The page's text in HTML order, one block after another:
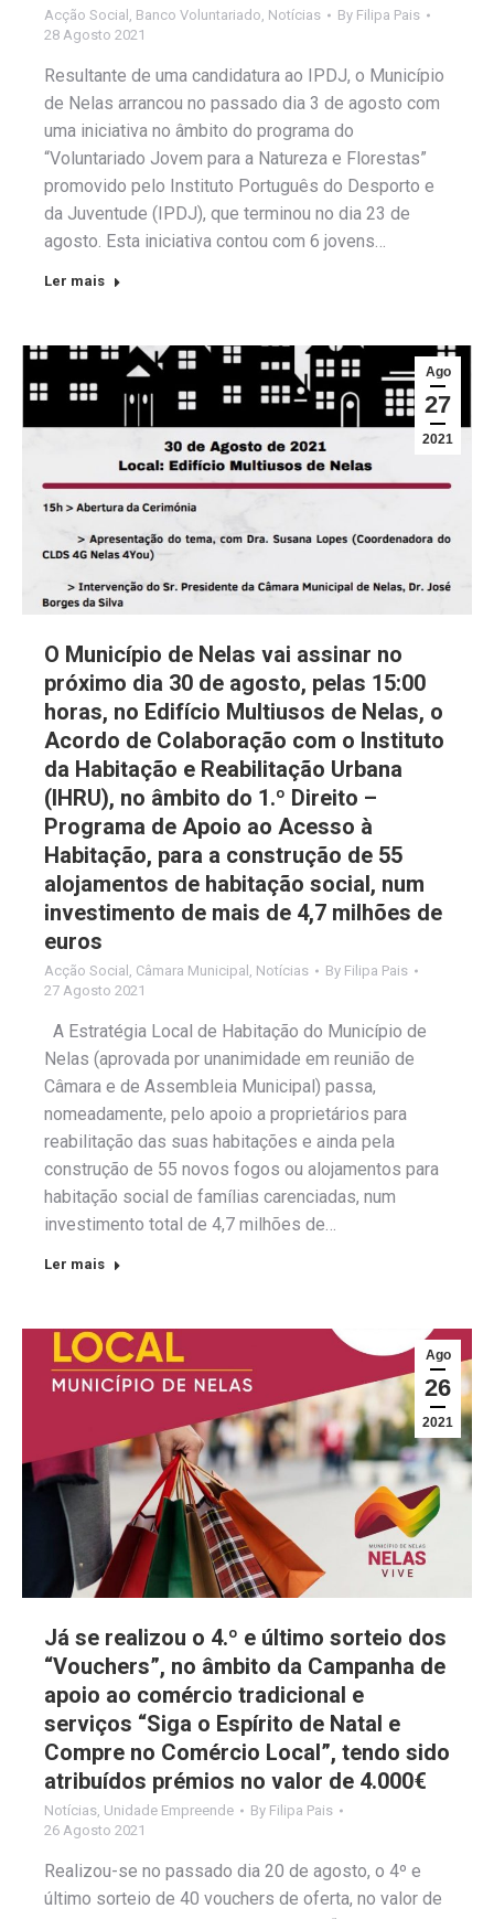
Acção Social Banco Voluntariado Notícias By Filipa Pais
28 Agosto 2021
Resultante de uma candidatura ao IPDJ, o Município
de Nelas arrancou no passado dia 3 de agosto com
uma iniciativa no âmbito do programa do
“Voluntariado Jovem para a Natureza e Florestas”
promovido pelo Instituto Português do Desporto e
da Juventude (IPDJ), que terminou no dia 23 de
agosto. Esta iniciativa contou com 6 jovens…
Ler mais
Ago
27
2021
O Município de Nelas vai assinar no
próximo dia 30 de agosto, pelas 15:00
horas, no Edifício Multiusos de Nelas, o
Acordo de Colaboração com o Instituto
da Habitação e Reabilitação Urbana
(IHRU), no âmbito do 1.º Direito –
Programa de Apoio ao Acesso à
Habitação, para a construção de 55
alojamentos de habitação social, num
investimento de mais de 4,7 milhões de
euros
Acção Social , Câmara Municipal , Notícias By Filipa Pais
27 Agosto 2021
A Estratégia Local de Habitação do Município de
Nelas (aprovada por unanimidade em reunião de
Câmara e de Assembleia Municipal) passa,
nomeadamente, pelo apoio a proprietários para
reabilitação das suas habitações e ainda pela
construção de 55 novos fogos ou alojamentos para
habitação social de famílias carenciadas, num
investimento total de 4,7 milhões de…
Ler mais
Ago
26
2021
Já se realizou o 4.º e último sorteio dos
“Vouchers”, no âmbito da Campanha de
apoio ao comércio tradicional e
serviços “Siga o Espírito de Natal e
Compre no Comércio Local”, tendo sido
atribuídos prémios no valor de 4.000€
Notícias, Unidade Empreende By Filipa Pais
26 Agosto 2021
Realizou-se no passado dia 20 de agosto, o 4º e
último sorteio de 40 vouchers de oferta, no valor de